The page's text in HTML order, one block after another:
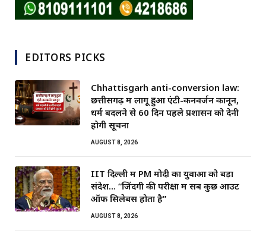
EDITORS PICKS
Chhattisgarh anti-conversion law:
छत्तीसगढ़ में लागू हुआ एंटी-कनवर्जन कानून,
धर्म बदलने से 60 दिन पहले प्रशासन को देनी
होगी सूचना
AUGUST 8, 2026
IIT दिल्ली में PM मोदी का युवाओं को बड़ा
संदेश… “जिंदगी की परीक्षा में सब कुछ आउट
ऑफ सिलेबस होता है”
AUGUST 8, 2026